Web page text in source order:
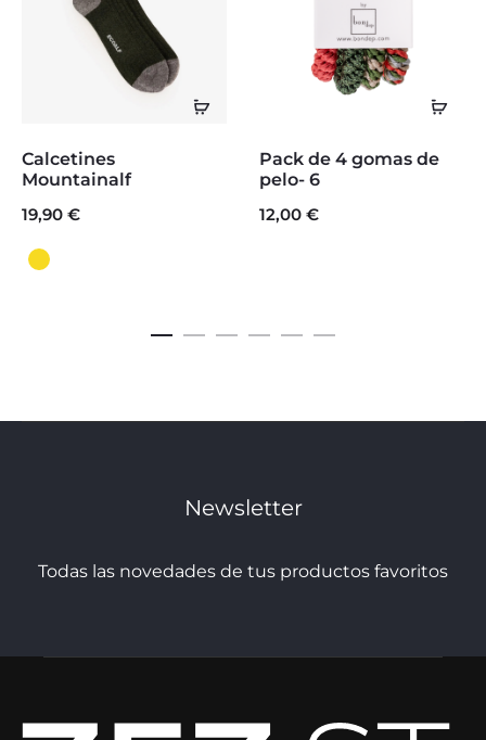
Seleccionar
producto
página
producto
Calcetines
Mountainalf
19,90 €
Pack de 4 gomas de
pelo- 6
12,00 €
Newsletter
Todas las novedades de tus productos favoritos